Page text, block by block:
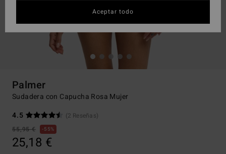
Palmer
Sudadera con Capucha Rosa Mujer
4.5
(2 Reseñas)
55,95 €
55%
25,18 €
Aceptar todo